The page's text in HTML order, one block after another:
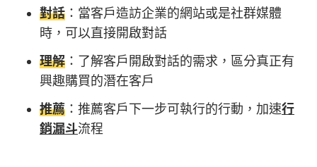
對話 ：當客戶造訪企業的網站或是社群媒體
時，可以直接開啟對話
理解 ：了解客戶開啟對話的需求，區分真正有
興趣購買的潛在客戶
推薦 ：推薦客戶下一步可執行的行動，加速行
銷漏斗流程